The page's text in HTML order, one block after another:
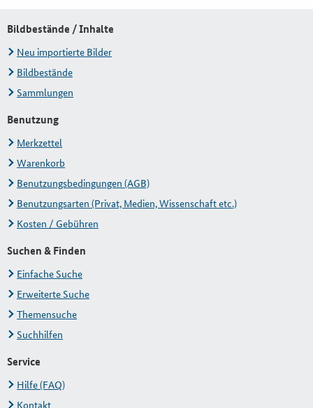
Bildbestände / Inhalte
Neu importierte Bilder
Bildbestände
Sammlungen
Benutzung
Merkzettel
Warenkorb
Benutzungsbedingungen (AGB)
Benutzungsarten (Privat, Medien, Wissenschaft etc.)
Kosten / Gebühren
Suchen & Finden
Einfache Suche
Erweiterte Suche
Themensuche
Suchhilfen
Service
Hilfe (FAQ)
Kontakt